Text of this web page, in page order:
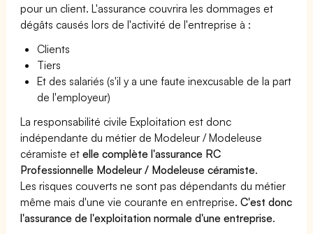
pour un client. L'assurance couvrira les dommages et
dégâts causés lors de l'activité de l'entreprise à :
Clients
Tiers
Et des salariés (s'il y a une faute inexcusable de la part
de l'employeur)
La responsabilité civile Exploitation est donc
indépendante du métier de Modeleur / Modeleuse
céramiste etelle complète l'assurance RC
Professionnelle Modeleur / Modeleuse céramiste.
Les risques couverts ne sont pas dépendants du métier
même mais d'une vie courante en entreprise.C'est donc
l'assurance de l'exploitation normale d'une entreprise.